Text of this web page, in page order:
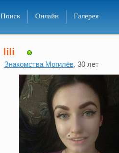
Поиск Онлайн Галерея
lili
Знакомства Могилёв, 30 лет